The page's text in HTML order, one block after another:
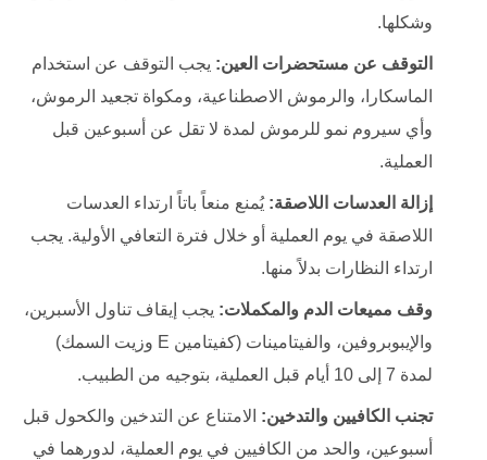
وشكلها.
التوقف عن مستحضرات العين: يجب التوقف عن استخدام
الماسكارا، والرموش الاصطناعية، ومكواة تجعيد الرموش،
وأي سيروم نمو للرموش لمدة لا تقل عن أسبوعين قبل
العملية.
إزالة العدسات اللاصقة: يُمنع منعاً باتاً ارتداء العدسات
اللاصقة في يوم العملية أو خلال فترة التعافي الأولية. يجب
ارتداء النظارات بدلاً منها.
وقف مميعات الدم والمكملات: يجب إيقاف تناول الأسبرين،
والإيبوبروفين، والفيتامينات (كفيتامين E وزيت السمك)
لمدة 7 إلى 10 أيام قبل العملية، بتوجيه من الطبيب.
تجنب الكافيين والتدخين: الامتناع عن التدخين والكحول قبل
أسبوعين، والحد من الكافيين في يوم العملية، لدورهما في